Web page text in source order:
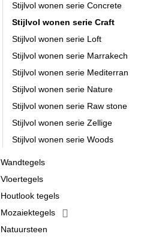
Stijlvol wonen serie Concrete
Stijlvol wonen serie Craft
Stijlvol wonen serie Loft
Stijlvol wonen serie Marrakech
Stijlvol wonen serie Mediterran
Stijlvol wonen serie Nature
Stijlvol wonen serie Raw stone
Stijlvol wonen serie Zellige
Stijlvol wonen serie Woods
Wandtegels
Vloertegels
Houtlook tegels
Mozaiektegels
Natuursteen